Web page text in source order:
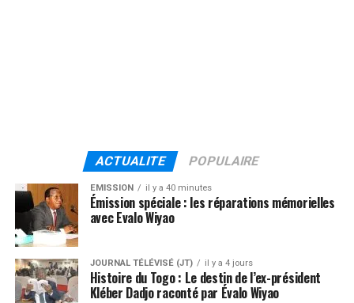
ACTUALITE POPULAIRE
EMISSION il y a 40 minutes
Émission spéciale : les réparations mémorielles
avec Evalo Wiyao
JOURNAL TÉLÉVISÉ (JT) il y a 4 jours
Histoire du Togo : Le destin de l’ex-président
Kléber Dadjo raconté par Évalo Wiyao